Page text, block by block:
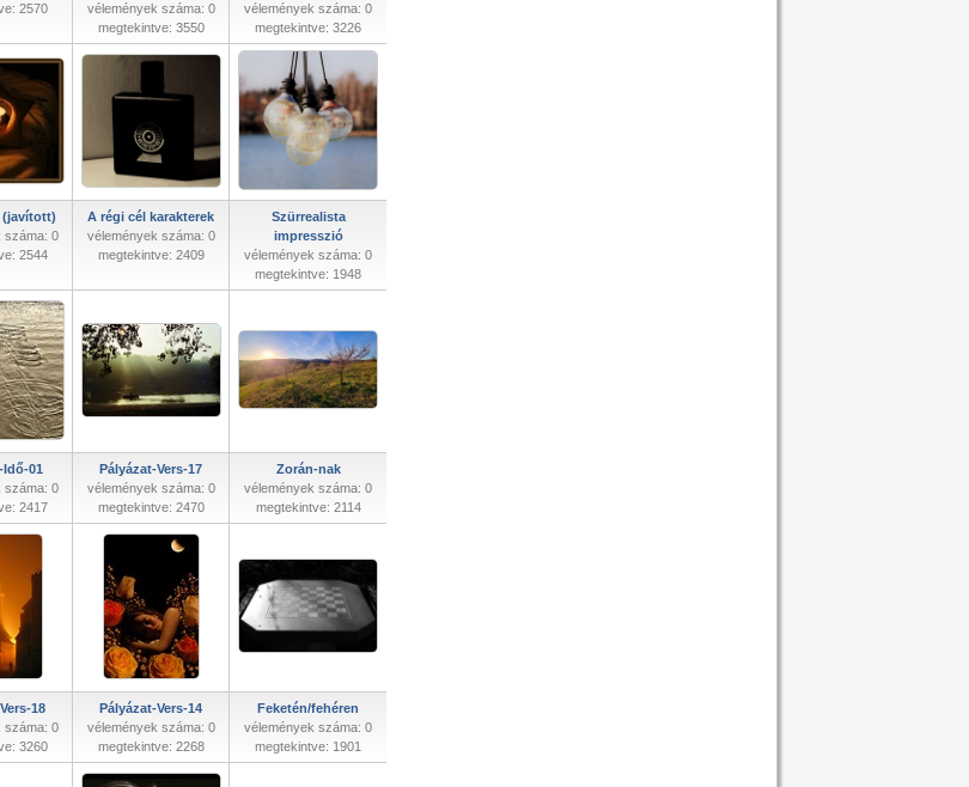
2570
vélemények száma: 0
megtekintve: 3550
vélemények száma: 0
megtekintve: 3226
(javított)
száma: 0
2544
A régi cél karakterek
vélemények száma: 0
megtekintve: 2409
Szürrealista
impresszió
vélemények száma: 0
megtekintve: 1948
Idő-01
száma: 0
2417
Pályázat-Vers-17
vélemények száma: 0
megtekintve: 2470
Zorán-nak
vélemények száma: 0
megtekintve: 2114
18
száma: 0
3260
Pályázat-Vers-14
vélemények száma: 0
megtekintve: 2268
Feketén/fehéren
vélemények száma: 0
megtekintve: 1901